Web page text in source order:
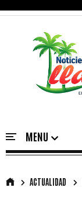
ACTUALIDAD